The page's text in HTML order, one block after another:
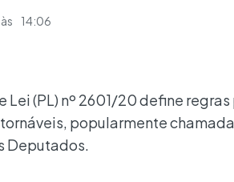
às 14:06
Lei (PL) nº 2601/20 define
popularmente
Deputados.